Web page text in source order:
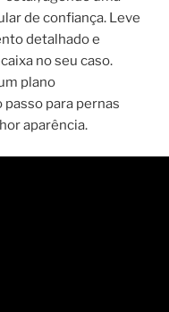
de confiança. Leve
detalhado e
no seu caso.
plano
passo para pernas
aparência.